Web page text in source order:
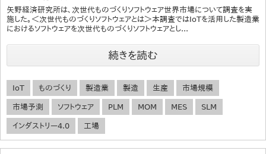
矢野経済研究所は、次世代ものづくりソフトウェア世界市場について調査を実
施した。＜次世代ものづくりソフトウェアとは＞本調査ではIoTを活用した製造業
におけるソフトウェアを次世代ものづくりソフトウェアとし...
続きを読む
IoT ものづくり 製造業 製造 生産 市場規模
市場予測 ソフトウェア PLM MOM MES SLM
インダストリー4.0 工場